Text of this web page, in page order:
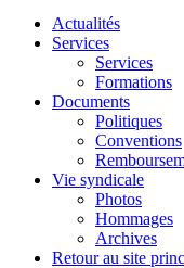
Actualités
Services
Services
Formations
Documents
Politiques
Conventions
Vie syndicale
Photos
Hommages
Archives
Retour au site